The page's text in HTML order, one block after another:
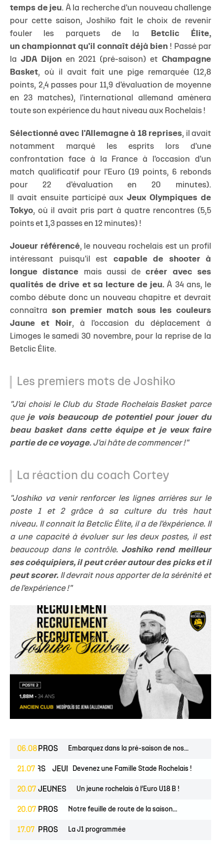
temps de jeu. À la recherche d'un nouveau challenge
pour cette saison, Joshiko fait le choix de revenir
fouler les parquets de la
Betclic Élite,
un championnat qu'il connaît déjà bien ! Passé par
la JDA Dijonen 2021 (pré-saison) etChampagne
Basket, où il avait fait une pige remarquée (12,8
points, 2,4 passes pour 11,9 d'évaluation de moyenne
en 23 matches), l'international allemand amènera
toute son expérience du haut niveau aux Rochelais !
Sélectionné avec l'Allemagne à 18 reprises, il avait
notamment marqué les esprits lors d'une
confrontation face à la France à l'occasion d'un
match qualificatif pour l'Euro (19 points, 6 rebonds
pour 22 d'évaluation en 20 minutes).
Il avait ensuite participé auxJeux Olympiques de
Tokyo, où il avait pris part à quatre rencontres (5,5
points et 1,3 passes en 12 minutes) !
Joueur référencé, le nouveau rochelais est un profil
intéressant puisqu'il est capable de shooter à
longue distance mais aussi decréer avec ses
qualités de drive et sa lecture de jeu.À 34 ans, le
combo débute donc un nouveau chapitre et devrait
connaîtra son premier match sous les couleurs
Jaune et Noir, à l'occasion du déplacement à
Limoges le samedi 30 novembre, pour la reprise de la
Betclic Élite.
Les premiers mots de Joshiko
"J'ai choisi le Club du Stade Rochelais Basket parce
que je vois beaucoup de potentiel pour jouer du
beau basket dans cette équipe et je veux faire
partie de ce voyage. J'ai hâte de commencer !"
La réaction du coach Cortey
"Joshiko va venir renforcer les lignes arrières sur le
poste 1 et 2 grâce à sa culture du très haut
niveau. Il connait la Betclic Élite, il a de l'éxpérience. Il
a une capacité à évoluer sur les deux postes, il est
beaucoup dans le contrôle. Joshiko rend meilleur
ses coéquipiers, il peut créer autour des picks et il
peut scorer. Il devrait nous apporter de la sérénité et
de l'expérience !"
06.08 PROS Embarquez dans la pré-saison de nos...
21.07
ESPOIRS JEUNES Devenez une Famille Stade Rochelais !
20.07 JEUNES Un jeune rochelais à l’Euro U18 B !
20.07 PROS Notre feuille de route de la saison...
17.07 PROS La J1 programmée